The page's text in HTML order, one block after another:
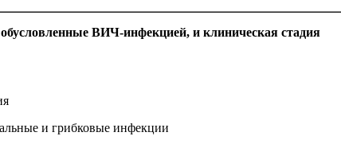
ВИЧ-ин­фек­ци­ей, и клиническая стадия
и гриб­ко­вые ин­фек­ции